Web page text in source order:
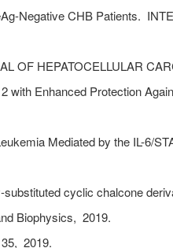
Negative CHB Patients.
OF HEPATOCELLULAR
with Enhanced Protection
Mediated by the IL-6/
cyclic chalcone
Biophysics, 2019.
35, 2019.